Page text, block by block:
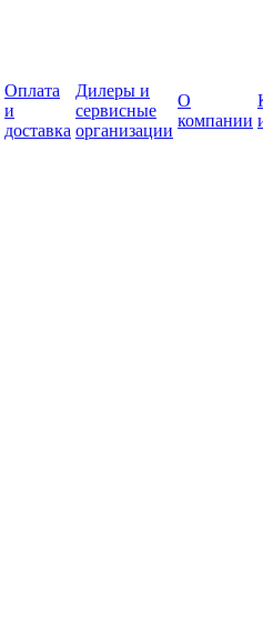
Оплата
и
доставка
Дилеры и
сервисные
организации
О
компании